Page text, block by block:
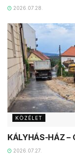
2026.07.28.
KÖZÉLET
KÁLYHÁS-HÁZ
2026.07.27.